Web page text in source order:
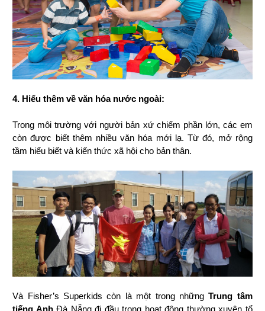
4. Hiểu thêm về văn hóa nước ngoài:
Trong môi trường với người bản xứ chiếm phần lớn, các em
còn được biết thêm nhiều văn hóa mới lạ. Từ đó, mở rộng
tầm hiểu biết và kiến thức xã hội cho bản thân.
Và Fisher’s Superkids còn là một trong những Trung tâm
tiếng Anh Đà Nẵng đi đầu trong hoạt động thường xuyên tổ